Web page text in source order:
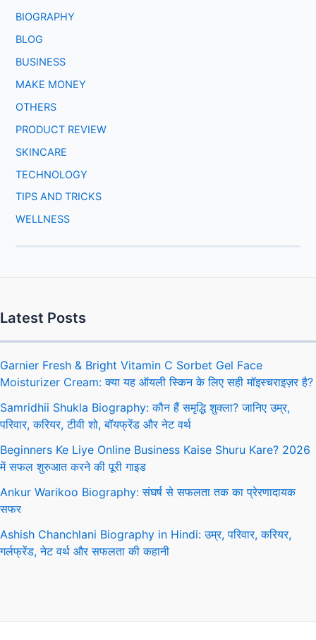
BIOGRAPHY
BLOG
BUSINESS
MAKE MONEY
OTHERS
PRODUCT REVIEW
SKINCARE
TECHNOLOGY
TIPS AND TRICKS
WELLNESS
Latest Posts
Garnier Fresh & Bright Vitamin C Sorbet Gel Face
Moisturizer Cream: क्या यह ऑयली स्किन के लिए सही मॉइस्चराइज़र है?
Samridhii Shukla Biography: कौन हैं समृद्धि शुक्ला? जानिए उम्र,
परिवार, करियर, टीवी शो, बॉयफ्रेंड और नेट वर्थ
Beginners Ke Liye Online Business Kaise Shuru Kare? 2026
में सफल शुरुआत करने की पूरी गाइड
Ankur Warikoo Biography: संघर्ष से सफलता तक का प्रेरणादायक
सफर
Ashish Chanchlani Biography in Hindi: उम्र, परिवार, करियर,
गर्लफ्रेंड, नेट वर्थ और सफलता की कहानी